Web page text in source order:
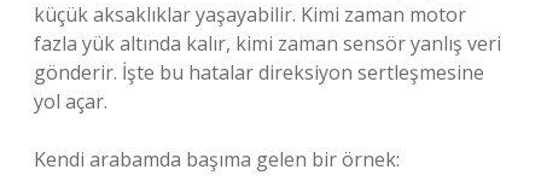
küçük aksaklıklar yaşayabilir. Kimi zaman motor
fazla yük altında kalır, kimi zaman sensör yanlış veri
gönderir. İşte bu hatalar direksiyon sertleşmesine
yol açar.
Kendi arabamda başıma gelen bir örnek: